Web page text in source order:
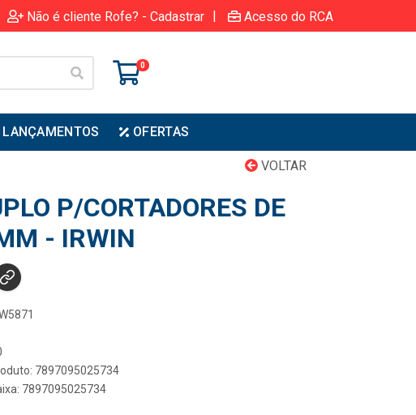
Não é cliente Rofe? - Cadastrar | Acesso do RCA
0
LANÇAMENTOS OFERTAS
VOLTAR
P/CORTADORES DE
- IRWIN
7897095025734
7897095025734